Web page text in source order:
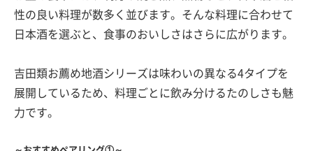
性の良い料理が数多く並びます。そんな料理に合わせて
日本酒を選ぶと、食事のおいしさはさらに広がります。
吉田類お薦め地酒シリーズは味わいの異なる4タイプを
展開しているため、料理ごとに飲み分けるたのしさも魅
力です。